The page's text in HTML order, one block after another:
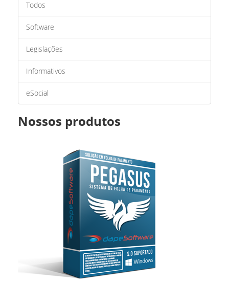
Todos
Software
Legislações
Informativos
eSocial
Nossos produtos